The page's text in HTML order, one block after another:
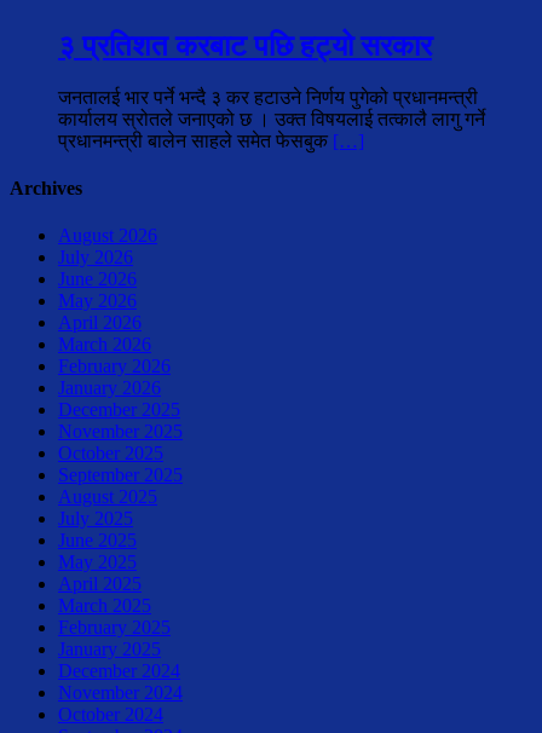
३ प्रतिशत करबाट पछि हट्यो सरकार
जनतालई भार पर्ने भन्दै ३ कर हटाउने निर्णय पुगेको प्रधानमन्त्री
कार्यालय स्रोतले जनाएको छ । उक्त विषयलाई तत्कालै लागु गर्ने
प्रधानमन्त्री बालेन साहले समेत फेसबुक […]
Archives
August 2026
July 2026
June 2026
May 2026
April 2026
March 2026
February 2026
January 2026
December 2025
November 2025
October 2025
September 2025
August 2025
July 2025
June 2025
May 2025
April 2025
March 2025
February 2025
January 2025
December 2024
November 2024
October 2024